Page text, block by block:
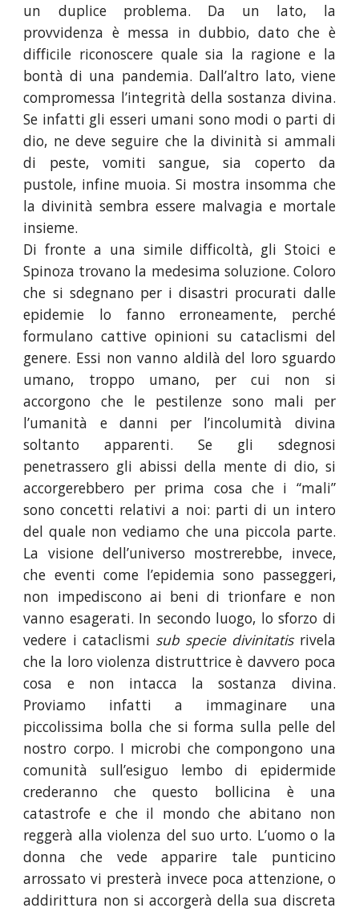
un duplice problema. Da un lato, la
provvidenza è messa in dubbio, dato che è
difficile riconoscere quale sia la ragione e la
bontà di una pandemia. Dall’altro lato, viene
compromessa l’integrità della sostanza divina.
Se infatti gli esseri umani sono modi o parti di
dio, ne deve seguire che la divinità si ammali
di peste, vomiti sangue, sia coperto da
pustole, infine muoia. Si mostra insomma che
la divinità sembra essere malvagia e mortale
insieme.
Di fronte a una simile difficoltà, gli Stoici e
Spinoza trovano la medesima soluzione. Coloro
che si sdegnano per i disastri procurati dalle
epidemie lo fanno erroneamente, perché
formulano cattive opinioni su cataclismi del
genere. Essi non vanno aldilà del loro sguardo
umano, troppo umano, per cui non si
accorgono che le pestilenze sono mali per
l’umanità e danni per l’incolumità divina
soltanto apparenti. Se gli sdegnosi
penetrassero gli abissi della mente di dio, si
accorgerebbero per prima cosa che i “mali”
sono concetti relativi a noi: parti di un intero
del quale non vediamo che una piccola parte.
La visione dell’universo mostrerebbe, invece,
che eventi come l’epidemia sono passeggeri,
non impediscono ai beni di trionfare e non
vanno esagerati. In secondo luogo, lo sforzo di
vedere i cataclismi sub specie divinitatisrivela
che la loro violenza distruttrice è davvero poca
cosa e non intacca la sostanza divina.
Proviamo infatti a immaginare una
piccolissima bolla che si forma sulla pelle del
nostro corpo. I microbi che compongono una
comunità sull’esiguo lembo di epidermide
crederanno che questo bollicina è una
catastrofe e che il mondo che abitano non
reggerà alla violenza del suo urto. L’uomo o la
donna che vede apparire tale punticino
arrossato vi presterà invece poca attenzione, o
addirittura non si accorgerà della sua discreta